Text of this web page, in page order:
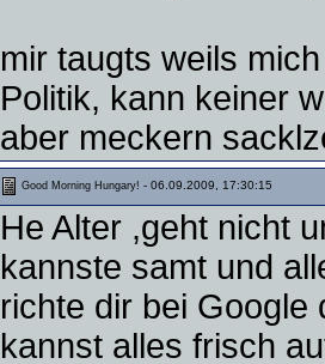
mir taugts weils
Politik, kann keiner
aber meckern
Good Morning Hungary! - 06.09.2009, 17:30:15
He Alter ,geht nicht
kannste samt und
richte dir bei Google
kannst alles frisch